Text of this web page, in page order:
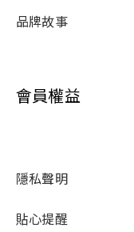
品牌故事
會員權益
隱私聲明
貼心提醒